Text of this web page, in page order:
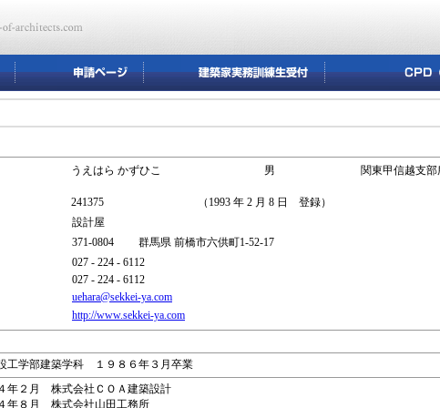
うえはら かずひこ 男 関東甲信越支部
241375 （1993 年 2 月 8 日 登録）
設計屋
371-0804 群馬県 前橋市六供町1-52-17
027 - 224 - 6112
027 - 224 - 6112
uehara@sekkei-ya.com
http://www.sekkei-ya.com
工学部建築学科 １９８６年３月卒業
年２月 株式会社ＣＯＡ建築設計
年８月 株式会社山田工務所